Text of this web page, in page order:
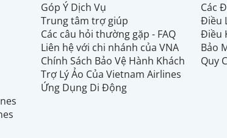
Góp Ý Dịch Vụ
Trung tâm trợ giúp
Các câu hỏi thường gặp - FAQ
Liên hệ với chi nhánh của VNA
Chính Sách Bảo Vệ Hành Khách
Trợ Lý Ảo Của Vietnam Airlines
Ứng Dụng Di Động
Các
Điều
Điều
Bảo
Quy